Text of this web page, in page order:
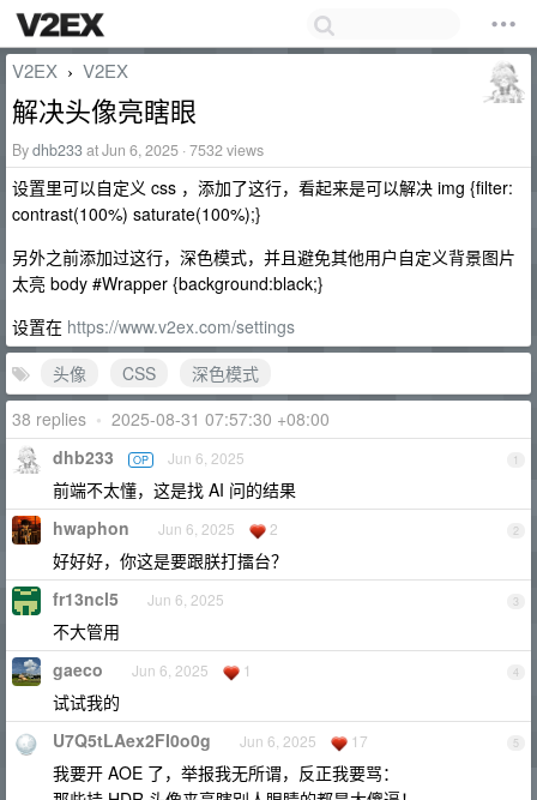
V2EX › V2EX
解决头像亮瞎眼
Bydhb233at Jun 6, 2025 · 7532 views
设置里可以自定义 css ，添加了这行，看起来是可以解决 img {filter:
contrast(100%) saturate(100%);}
另外之前添加过这行，深色模式，并且避免其他用户自定义背景图片
太亮 body #Wrapper {background:black;}
设置在 https://www.v2ex.com/settings
头像
CSS
深色模式
38 replies • 2025-08-31 07:57:30 +08:00
1
dhb233 OP Jun 6, 2025
前端不太懂，这是找 AI 问的结果
2
hwaphon Jun 6, 2025 2
好好好，你这是要跟朕打擂台？
3
fr13ncl5 Jun 6, 2025
不大管用
4
gaeco Jun 6, 2025 1
试试我的
5
U7Q5tLAex2FI0o0g Jun 6, 2025 17
我要开 AOE 了，举报我无所谓，反正我要骂：